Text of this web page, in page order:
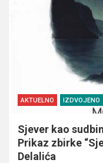
AKTUELNO IZDVOJENO
Sjever kao
Prikaz zbirke
Delalića